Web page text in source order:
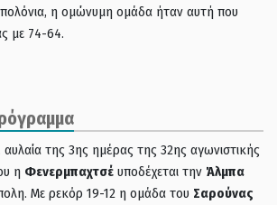
η ομώνυμη ομάδα ήταν αυτή που
με 74-64.
αυλαία της 3ης ημέρας της 32ης αγωνιστικής
η Φενερμπαχτσέ υποδέχεται την Άλμπα
Με ρεκόρ 19-12 η ομάδα του Σαρούνας